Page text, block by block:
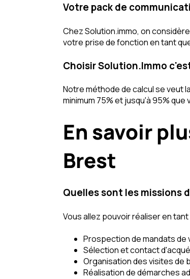
Votre pack de
Chez Solution.immo, on
votre prise de fonction en tant
Choisir Solution.Immo
Notre méthode de calcul se veut
minimum 75% et jusqu'à 95%
En savoir
Brest
Quelles sont les missions
Vous allez pouvoir réaliser en
Prospection de mandats
Sélection et contact
Organisation des visites de
Réalisation de démarches